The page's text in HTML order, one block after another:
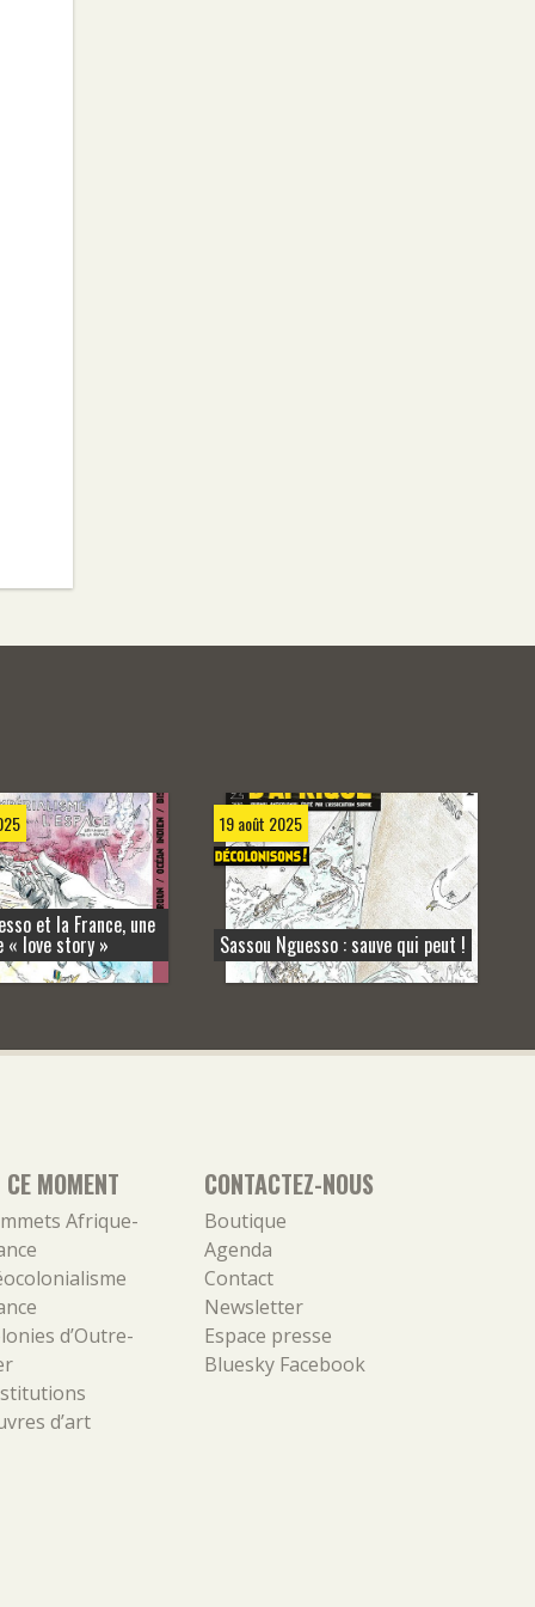
et la France, une
love story »
19 août 2025
Sassou Nguesso : sauve qui peut !
CE MOMENT
Afrique-
d’Outre-
d’art
CONTACTEZ-NOUS
Boutique
Agenda
Contact
Newsletter
Espace presse
Bluesky Facebook